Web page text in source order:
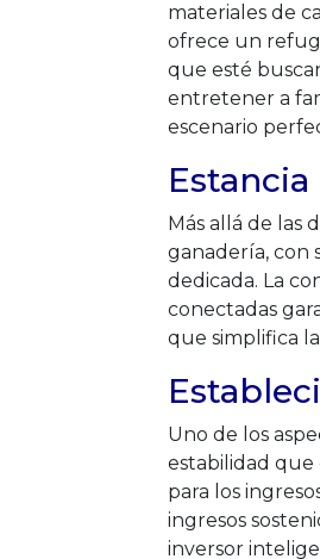
materiales de
ofrece un
que esté
entretener a
escenario
Más allá de las
ganadería, con
dedicada. La
conectadas
que simplifica
Uno de los
estabilidad que
para los
ingresos
inversor